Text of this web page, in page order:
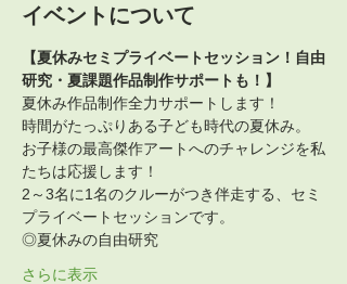
イベントについて
【夏休みセミプライベートセッション！自由
研究・夏課題作品制作サポートも！】
夏休み作品制作全力サポートします！
時間がたっぷりある子ども時代の夏休み。
お子様の最高傑作アートへのチャレンジを私
たちは応援します！
2～3名に1名のクルーがつき伴走する、セミ
プライベートセッションです。
◎夏休みの自由研究
さらに表示